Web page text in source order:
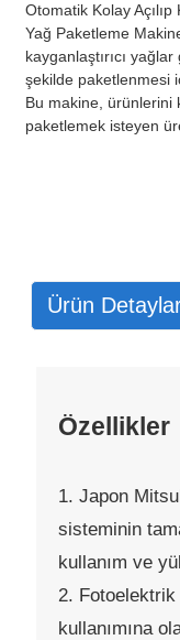
Otomatik Kolay
Yağ Paketleme
kayganlaştırıcı
şekilde paketlenmesi
Bu makine, ürünlerini
paketlemek isteyen
Ürün
Özellikler
1. Japon
sisteminin
kullanım ve
2.
kullanımına